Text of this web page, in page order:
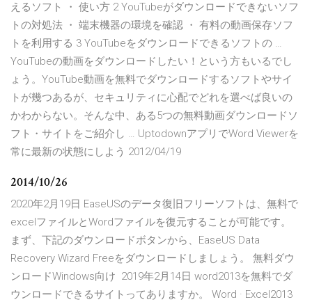
えるソフト ・ 使い方 2 YouTubeがダウンロードできないソフ
トの対処法 ・ 端末機器の環境を確認 ・ 有料の動画保存ソフ
トを利用する 3 YouTubeをダウンロードできるソフトの …
YouTubeの動画をダウンロードしたい！という方もいるでし
ょう。YouTube動画を無料でダウンロードするソフトやサイ
トが幾つあるが、セキュリティに心配でどれを選べば良いの
かわからない。そんな中、ある5つの無料動画ダウンロードソ
フト・サイトをご紹介し … UptodownアプリでWord Viewerを
常に最新の状態にしよう 2012/04/19
2014/10/26
2020年2月19日 EaseUSのデータ復旧フリーソフトは、無料で
excelファイルとWordファイルを復元することが可能です。
まず、下記のダウンロードボタンから、EaseUS Data
Recovery Wizard Freeをダウンロードしましょう。 無料ダウ
ンロードWindows向け 2019年2月14日 word2013を無料でダ
ウンロードできるサイトってありますか。 Word · Excel2013